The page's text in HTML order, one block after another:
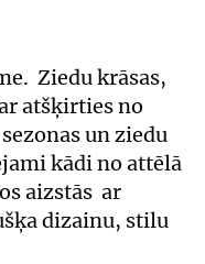
Ziedu krāsas,
atšķirties no
un ziedu
kādi no attēlā
aizstās ar
dizainu, stilu